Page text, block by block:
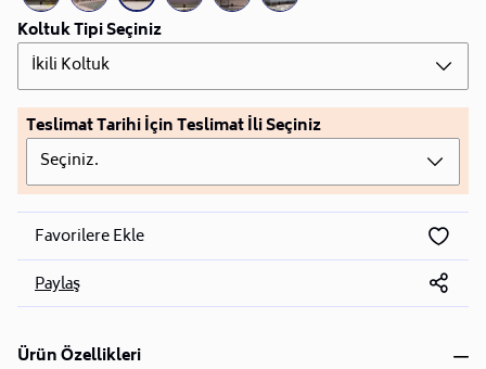
Koltuk Tipi Seçiniz
İkili Koltuk
Teslimat Tarihi İçin Teslimat İli Seçiniz
Seçiniz.
Favorilere Ekle
Paylaş
Ürün Özellikleri